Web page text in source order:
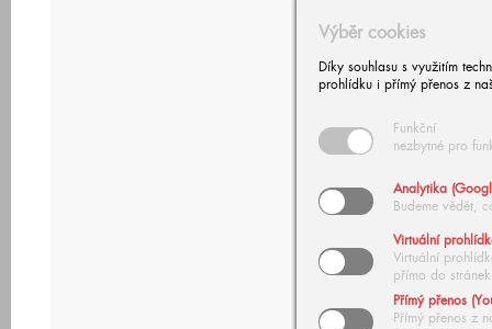
Výběr cookies
Díky souhlasu s využitím
prohlídku i přímý přenos z
Funkční
nezbytné pro
Analytika
Budeme vědět,
Virtuální
Virtuální
přímo do stránek
Přímý přenos
Přímý přenos z